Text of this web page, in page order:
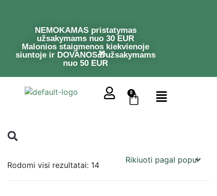
NEMOKAMAS pristatymas
užsakymams nuo 30 EUR
Malonios staigmenos kiekvienoje
siuntoje ir DOVANOS🎁užsakymams
nuo 50 EUR
0
Rodomi visi rezultatai: 14